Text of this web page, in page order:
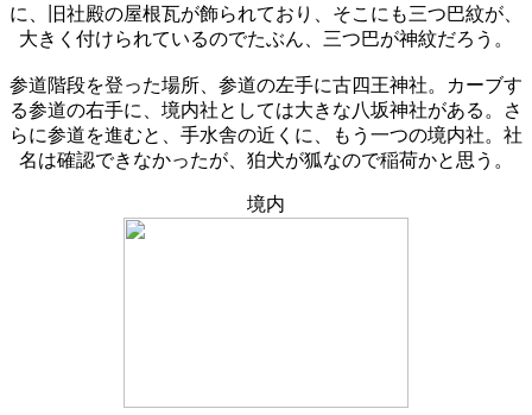
に、旧社殿の屋根瓦が飾られており、そこにも三つ巴紋が、
大きく付けられているのでたぶん、三つ巴が神紋だろう。
参道階段を登った場所、参道の左手に古四王神社。カーブす
る参道の右手に、境内社としては大きな八坂神社がある。さ
らに参道を進むと、手水舎の近くに、もう一つの境内社。社
名は確認できなかったが、狛犬が狐なので稲荷かと思う。
境内